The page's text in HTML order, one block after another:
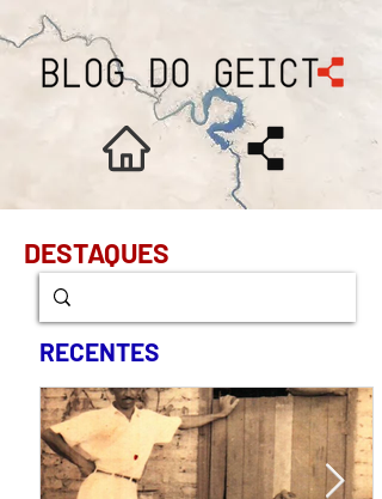
DESTAQUES
RECENTES